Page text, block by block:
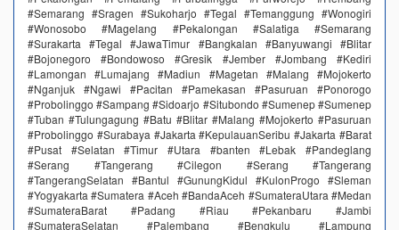
#Semarang #Sragen #Sukoharjo #Tegal #Temanggung #Wonogiri
#Wonosobo #Magelang #Pekalongan #Salatiga #Semarang
#Surakarta #Tegal #JawaTimur #Bangkalan #Banyuwangi #Blitar
#Bojonegoro #Bondowoso #Gresik #Jember #Jombang #Kediri
#Lamongan #Lumajang #Madiun #Magetan #Malang #Mojokerto
#Nganjuk #Ngawi #Pacitan #Pamekasan #Pasuruan #Ponorogo
#Probolinggo #Sampang #Sidoarjo #Situbondo #Sumenep #Sumenep
#Tuban #Tulungagung #Batu #Blitar #Malang #Mojokerto #Pasuruan
#Probolinggo #Surabaya #Jakarta #KepulauanSeribu #Jakarta #Barat
#Pusat #Selatan #Timur #Utara #banten #Lebak #Pandeglang
#Serang #Tangerang #Cilegon #Serang #Tangerang
#TangerangSelatan #Bantul #GunungKidul #KulonProgo #Sleman
#Yogyakarta #Sumatera #Aceh #BandaAceh #SumateraUtara #Medan
#SumateraBarat #Padang #Riau #Pekanbaru #Jambi
#SumateraSelatan #Palembang #Bengkulu #Lampung